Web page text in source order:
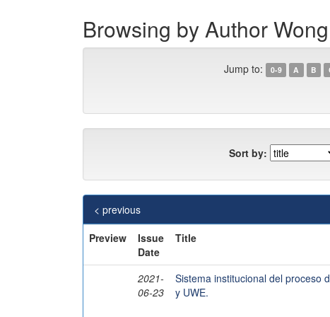
Browsing by Author
Jump to: 0-9 A B
Sort by:
< previous
Preview
Issue
Date
Title
2021-
06-23
Sistema institucional del proceso
y UWE.